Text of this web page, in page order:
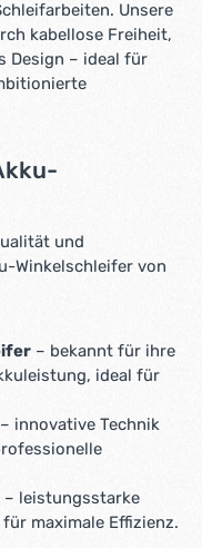
1
Spannung: 18 V
Schalter:
Unsere
kabellose Freiheit,
Design – ideal für
und
Winkelschleifer von
– bekannt für ihre
ideal für
– innovative Technik
– leistungsstarke
maximale Effizienz.